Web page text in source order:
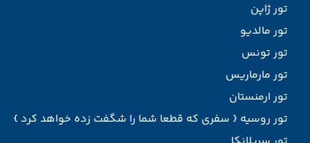
تور ژاپن
تور مالدیو
تور تونس
تور مارماریس
تور ارمنستان
تور روسیه { سفری که قطعا شما را شگفت زده خواهد کرد }